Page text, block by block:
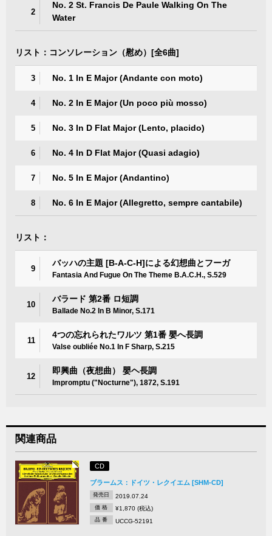
2
No. 2 St. Francis De Paule Walking On The
Water
リスト：コンソレーション（慰め）[全6曲]
3 No. 1 In E Major (Andante con moto)
4 No. 2 In E Major (Un poco più mosso)
5 No. 3 In D Flat Major (Lento, placido)
6 No. 4 In D Flat Major (Quasi adagio)
7 No. 5 In E Major (Andantino)
8 No. 6 In E Major (Allegretto, sempre cantabile)
リスト：
9
バッハの主題 [B-A-C-H]による幻想曲とフーガ
Fantasia And Fugue On The Theme B.A.C.H., S.529
10
バラード 第2番 ロ短調
Ballade No.2 In B Minor, S.171
11
4つの忘れられたワルツ 第1番 嬰へ長調
Valse oubliée No.1 In F Sharp, S.215
12
即興曲（夜想曲） 嬰ヘ長調
Impromptu ("Nocturne"), 1872, S.191
関連商品
CD
ブラームス：ドイツ・レクイエム [SHM-CD]
発売日 2019.07.24
価 格 ¥1,870 (税込)
品 番 UCCG-52191